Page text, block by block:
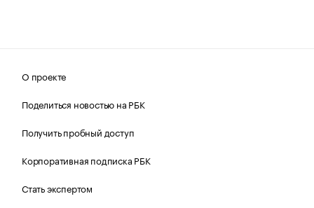
О проекте
Поделиться новостью на РБК
Получить пробный доступ
Корпоративная подписка РБК
Стать экспертом